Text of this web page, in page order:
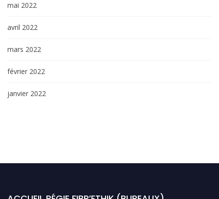
mai 2022
avril 2022
mars 2022
février 2022
janvier 2022